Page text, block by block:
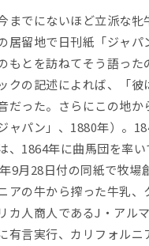
までにないほど立派な
居留地で日刊紙「ジャ
もとを訪ねてそう語っ
クの記述によれば、「
だった。さらにこの地
ャパン」、1880年）。
、1864年に曲馬団を率
9月28日付の同紙で牧
アの牛から搾った牛乳
カ人商人であるJ・アル
有言実行、カリフォル